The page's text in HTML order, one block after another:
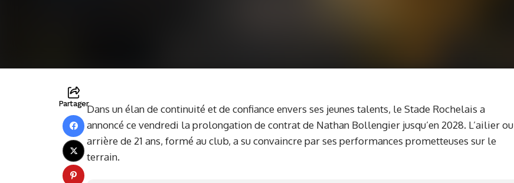
PartagerDans un élan de continuité et de confiance envers ses jeunes talents, le Stade Rochelais a
annoncé ce vendredi la prolongation de contrat de Nathan Bollengier jusqu’en 2028. L’ailier ou
arrière de 21 ans, formé au club, a su convaincre par ses performances prometteuses sur le
terrain.